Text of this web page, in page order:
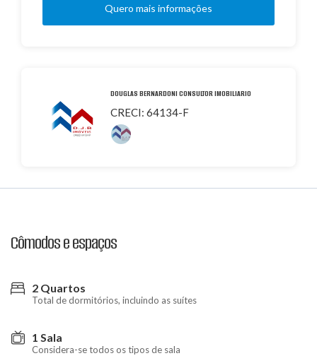
Quero mais informações
DOUGLAS BERNARDONI CONSULTOR IMOBILIARIO
CRECI: 64134-F
Cômodos e espaços
2 Quartos
Total de dormitórios, incluindo as suítes
1 Sala
Considera-se todos os tipos de sala